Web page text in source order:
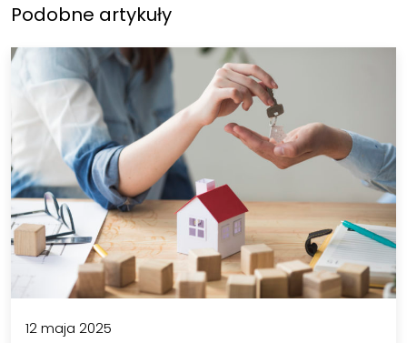
Podobne artykuły
12 maja 2025